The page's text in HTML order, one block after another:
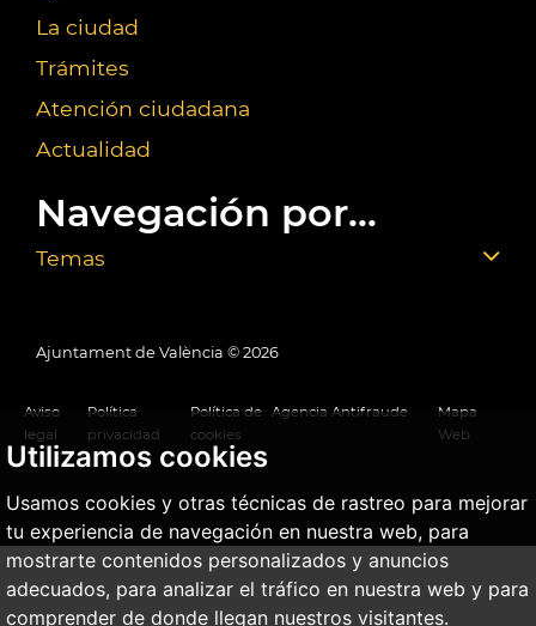
Utilizamos cookies
Usamos cookies y otras técnicas de rastreo para mejorar
tu experiencia de navegación en nuestra web, para
mostrarte contenidos personalizados y anuncios
adecuados, para analizar el tráfico en nuestra web y para
comprender de donde llegan nuestros visitantes.
La ciudad
Trámites
Atención ciudadana
Actualidad
Navegación por...
Temas
Ajuntament de València © 2026
Aviso
legal
Política
privacidad
Política de
cookies
Agencia Antifraude
Mapa
Web